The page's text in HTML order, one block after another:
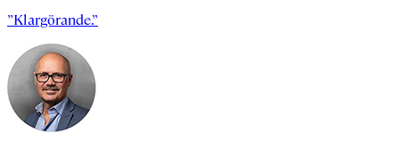
”Klargörande.”